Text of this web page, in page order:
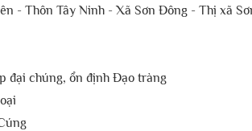
- Thôn Tây Ninh - Xã Sơn Đông - Thị xã
đại chúng, ổn định Đạo tràng